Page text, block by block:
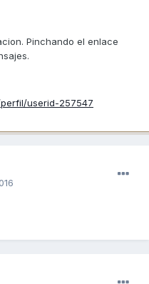
Pinchando el enlace
userid-257547